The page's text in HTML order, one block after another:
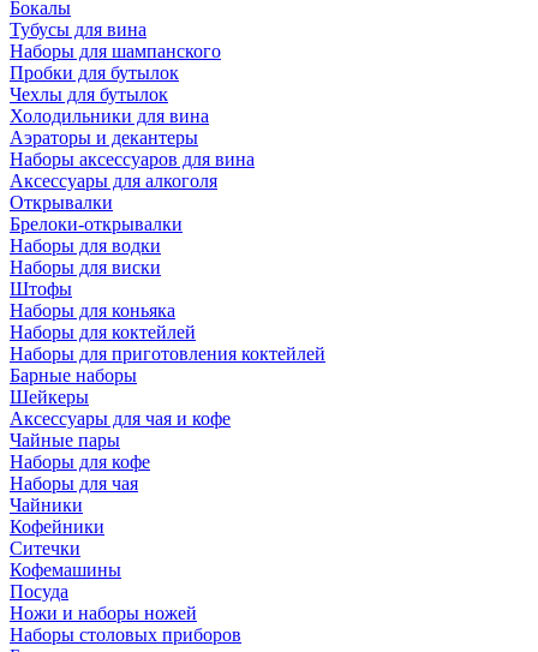
Бокалы
Тубусы для вина
Наборы для шампанского
Пробки для бутылок
Чехлы для бутылок
Холодильники для вина
Аэраторы и декантеры
Наборы аксессуаров для вина
Аксессуары для алкоголя
Открывалки
Брелоки-открывалки
Наборы для водки
Наборы для виски
Штофы
Наборы для коньяка
Наборы для коктейлей
Наборы для приготовления коктейлей
Барные наборы
Шейкеры
Аксессуары для чая и кофе
Чайные пары
Наборы для кофе
Наборы для чая
Чайники
Кофейники
Ситечки
Кофемашины
Посуда
Ножи и наборы ножей
Наборы столовых приборов